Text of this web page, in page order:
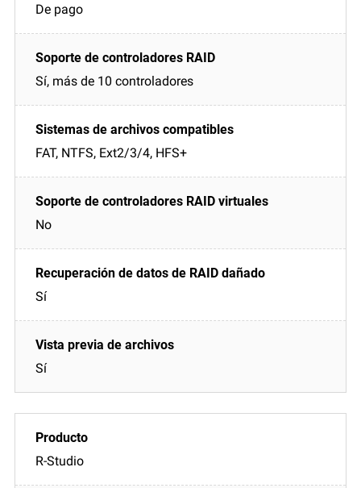
De pago
Sí, más de 10 controladores
FAT, NTFS, Ext2/3/4, HFS+
No
Sí
Sí
R-Studio